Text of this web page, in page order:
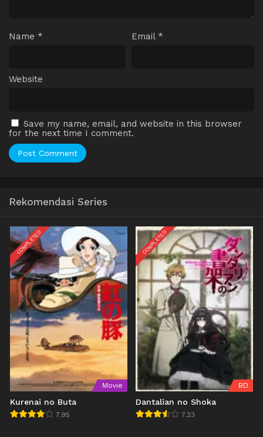
Name * Email *
Website
Save my name, email, and website in this browser
for the next time I comment.
Rekomendasi Series
COMPLETED
Movie
Kurenai no Buta
7.95
COMPLETED
BD
Dantalian no Shoka
7.23